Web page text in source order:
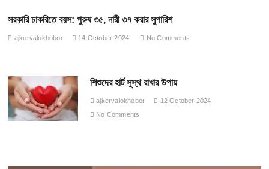
সরকারি চাকরিতে বয়স: পুরুষ ৩৫, নারী ৩৭ করার সুপারিশ
ajkervalokhobor 14 October 2024 No Comments
শিশুদের হার্ট সুস্থ রাখার উপায়
ajkervalokhobor
12 October 2024
No Comments